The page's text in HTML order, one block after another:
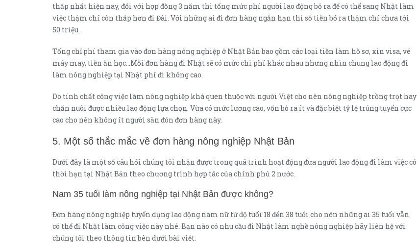
thấp nhất hiện nay, đối với hợp đồng 3 năm thì tổng mức phí người lao động bỏ ra để có thể sang Nhật làm
việc thậm chí còn thấp hơn đi Đài. Với những ai đi đơn hàng ngắn hạn thì số tiền bỏ ra thậm chí chưa tới
50 triệu.
Tổng chỉ phí tham gia vào đơn hàng nông nghiệp ở Nhật Bản bao gồm các loại tiền làm hồ sơ, xin visa, vé
máy may, tiền ăn học…Mỗi đơn hàng đi Nhật sẽ có mức chi phí khác nhau nhưng nhìn chung lao động đi
làm nông nghiệp tại Nhật phí đi không cao.
Do tính chất công việc làm nông nghiệp khá quen thuộc với người Việt cho nên nông nghiệp trồng trọt hay
chăn nuôi được nhiều lao động lựa chọn. Vừa có mức lương cao, vốn bỏ ra ít và đặc biệt tỷ lệ trúng tuyển cực
cao cho nên không ít người săn đón đơn hàng này.
5. Một số thắc mắc về đơn hàng nông nghiệp Nhật Bản
Dưới đây là một số câu hỏi chúng tôi nhận được trong quá trình hoạt động đưa người lao động đi làm việc có
thời hạn tại Nhật Bản theo chương trình hợp tác của chính phủ 2 nước.
Nam 35 tuổi làm nông nghiệp tại Nhật Bản được không?
Đơn hàng nông nghiệp tuyển dụng lao động nam nữ từ độ tuổi 18 đến 38 tuổi cho nên những ai 35 tuổi vẫn
có thể đi Nhật làm công việc này nhé. Bạn nào có nhu cầu đi Nhật làm nghề nông nghiệp hãy liên hệ với
chúng tôi theo thông tin bên dưới bài viết.